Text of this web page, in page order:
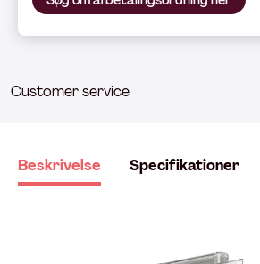
Customer service
Beskrivelse Specifikationer